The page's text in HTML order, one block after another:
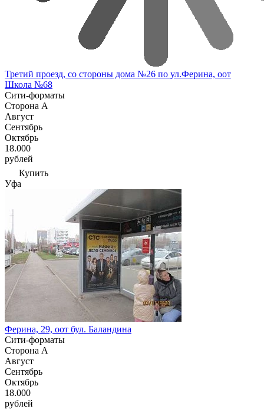
Третий проезд, со стороны дома №26 по ул.Ферина, оот
Школа №68
Сити-форматы
Сторона А
Август
Сентябрь
Октябрь
18.000
рублей
Купить
Уфа
Ферина, 29, оот бул. Баландина
Сити-форматы
Сторона А
Август
Сентябрь
Октябрь
18.000
рублей